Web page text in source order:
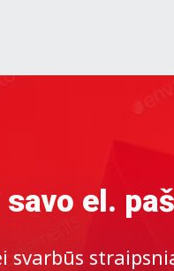
el.
svarbūs